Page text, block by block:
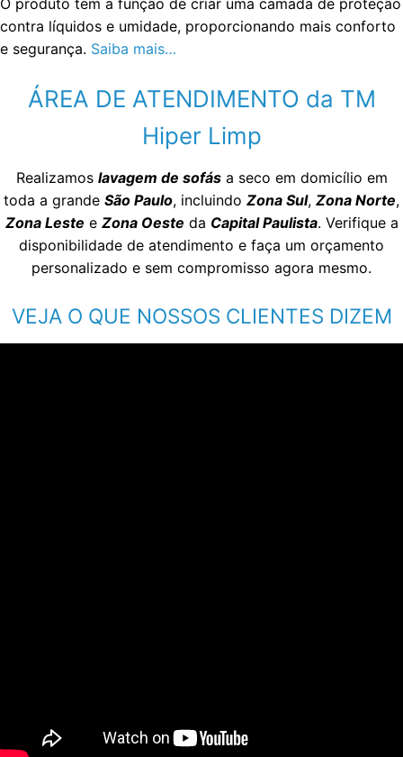
contra líquidos e umidade, proporcionando mais conforto
e segurança. Saiba mais…
ÁREA DE ATENDIMENTO da TM
Hiper Limp
Realizamos lavagem de sofása seco em domicílio em
toda a grande São Paulo, incluindo Zona Sul, Zona Norte,
Zona Leste e Zona Oeste da Capital Paulista. Verifique a
disponibilidade de atendimento e faça um orçamento
personalizado e sem compromisso agora mesmo.
VEJA O QUE NOSSOS CLIENTES DIZEM